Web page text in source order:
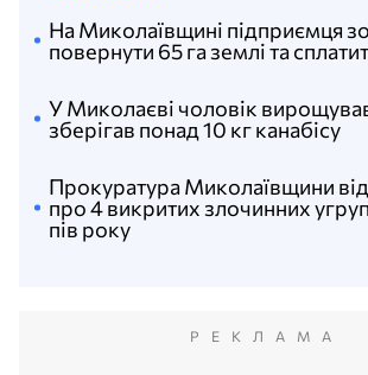
Прокуратура Миколаївщини
про 4 викритих злочинних
пів року
У Миколаєві чоловік
зберігав понад 10 кг канабісу
На Миколаївщині підприємця
повернути 65 га землі та
РЕКЛАМА